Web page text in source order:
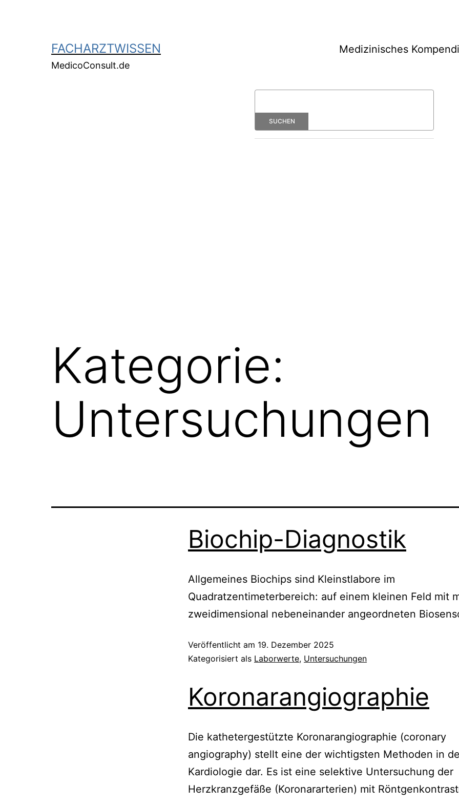
FACHARZTWISSEN
MedicoConsult.de
Medizinisches
Kategorie:
Untersuchungen
Biochip-Diagnostik
Allgemeines Biochips sind Kleinstlabore im
Quadratzentimeterbereich: auf einem kleinen Feld mit
zweidimensional nebeneinander angeordneten
Veröffentlicht am 19. Dezember 2025
Kategorisiert als Laborwerte, Untersuchungen
Koronarangiographie
Die kathetergestützte Koronarangiographie (coronary
angiography) stellt eine der wichtigsten Methoden in
Kardiologie dar. Es ist eine selektive Untersuchung der
Herzkranzgefäße (Koronararterien) mit